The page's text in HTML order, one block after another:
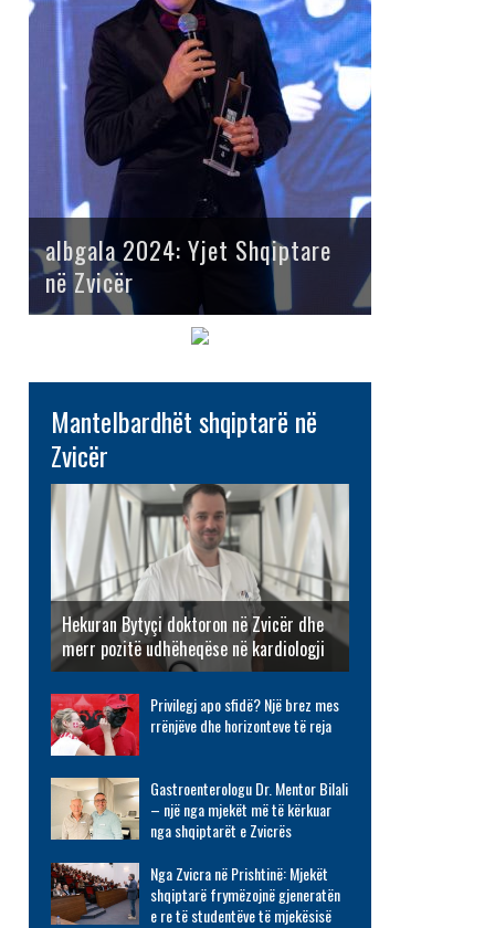
albgala 2024: Yjet Shqiptare
në Zvicër
Mantelbardhët shqiptarë në
Zvicër
Hekuran Bytyçi doktoron në Zvicër dhe
merr pozitë udhëheqëse në kardiologji
Privilegj apo sfidë? Një brez mes
rrënjëve dhe horizonteve të reja
Gastroenterologu Dr. Mentor Bilali
– një nga mjekët më të kërkuar
nga shqiptarët e Zvicrës
Nga Zvicra në Prishtinë: Mjekët
shqiptarë frymëzojnë gjeneratën
e re të studentëve të mjekësisë